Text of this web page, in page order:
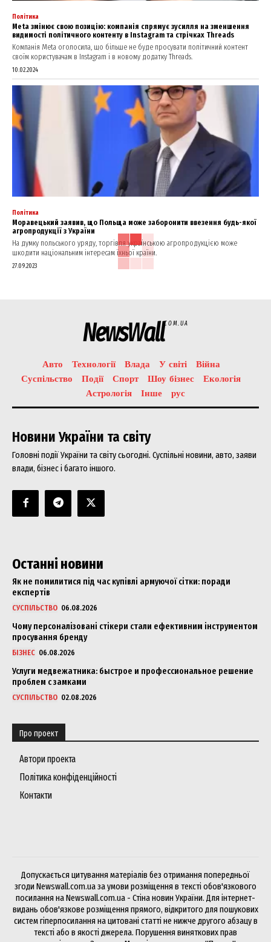
Політика
Meta змінює свою позицію: компанія спрямує зусилля на зменшення
видимості політичного контенту в Instagram та стрічках Threads
Компанія Meta оголосила, що більше не буде просувати політичний контент
своїм користувачам в Instagram і в новому додатку Threads.
10.02.2024
Політика
Моравецький заявив, що Польща може заборонити ввезення будь-якої
агропродукції з України
На думку польського уряду, торгівля українською агропродукцією може
шкодити національним інтересам їхньої країни.
27.09.2023
NewsWallCOM.UA
Авто Технології Влада У світі
Війна
Суспільство
Події Спорт Шоу бізнес
Екологія
Астрологія
Інше рус
Новини України та світу
Головні події України та світу сьогодні. Суспільні новини, авто, заяви
влади, бізнес і багато іншого.
Останні новини
Як не помилитися під час купівлі армуючої сітки: поради
експертів
СУСПІЛЬСТВО 06.08.2026
Чому персоналізовані стікери стали ефективним інструментом
просування бренду
БІЗНЕС 06.08.2026
Услуги медвежатника: быстрое и профессиональное решение
проблем с замками
СУСПІЛЬСТВО 02.08.2026
Про проект
Автори проекта
Політика конфіденційності
Контакти
Допускається цитування матеріалів без отримання попередньої
згоди Newswall.com.ua за умови розміщення в тексті обов'язкового
посилання на Newswall.com.ua - Стіна новин України. Для інтернет-
видань обов'язкове розміщення прямого, відкритого для пошукових
систем гіперпосилання на цитовані статті не нижче другого абзацу в
тексті або в якості джерела. Порушення виняткових прав